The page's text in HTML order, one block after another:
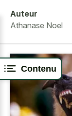
Contenu
Auteur
Athanase Noel